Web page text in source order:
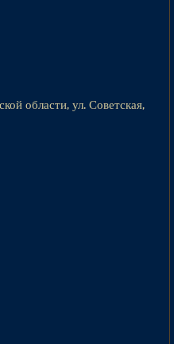
области, ул. Советская,